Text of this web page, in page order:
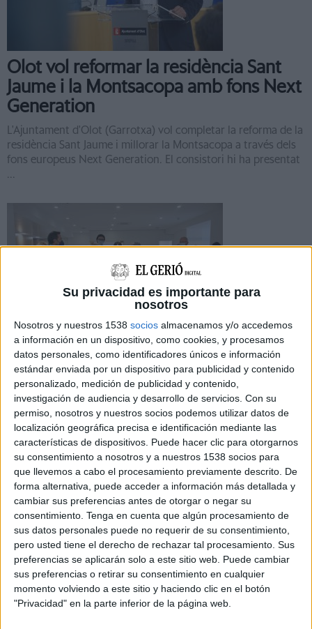
Su privacidad es importante para
nosotros
Nosotros y nuestros 1538 socios almacenamos y/o accedemos
a información en un dispositivo, como cookies, y procesamos
datos personales, como identificadores únicos e información
estándar enviada por un dispositivo para publicidad y contenido
personalizado, medición de publicidad y contenido,
investigación de audiencia y desarrollo de servicios. Con su
permiso, nosotros y nuestros socios podemos utilizar datos de
localización geográfica precisa e identificación mediante las
características de dispositivos. Puede hacer clic para otorgarnos
su consentimiento a nosotros y a nuestros 1538 socios para
que llevemos a cabo el procesamiento previamente descrito. De
forma alternativa, puede acceder a información más detallada y
cambiar sus preferencias antes de otorgar o negar su
consentimiento. Tenga en cuenta que algún procesamiento de
sus datos personales puede no requerir de su consentimiento,
pero usted tiene el derecho de rechazar tal procesamiento. Sus
preferencias se aplicarán solo a este sitio web. Puede cambiar
sus preferencias o retirar su consentimiento en cualquier
momento volviendo a este sitio y haciendo clic en el botón
"Privacidad" en la parte inferior de la página web.
Olot vol reformar la residència Sant
Jaume i la Montsacopa amb fons Next
Generation
L'Ajuntament d'Olot (Garrotxa) vol completar la reforma de la
residència Sant Jaume i millorar la Montsacopa a través dels
fons europeus Next Generation. El consistori hi ha presentat
La residència de Sant Jaume d'Olot
preveu la creació de tres noves
unitats de convivència
L'edifici de l'antic hospital d'Olot (Garrotxa) que acull la
residència de gent gran de Sant Jaume ja està al final de la
tercera fase de la reforma. Aquesta va començar ...
Notícia